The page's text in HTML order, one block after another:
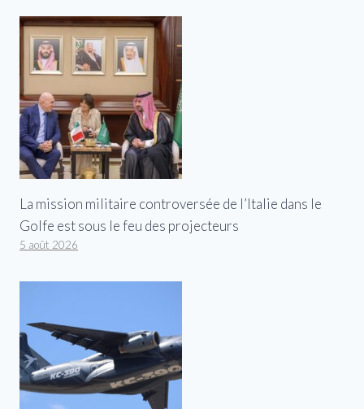
La mission militaire controversée de l’Italie dans le
Golfe est sous le feu des projecteurs
5 août 2026